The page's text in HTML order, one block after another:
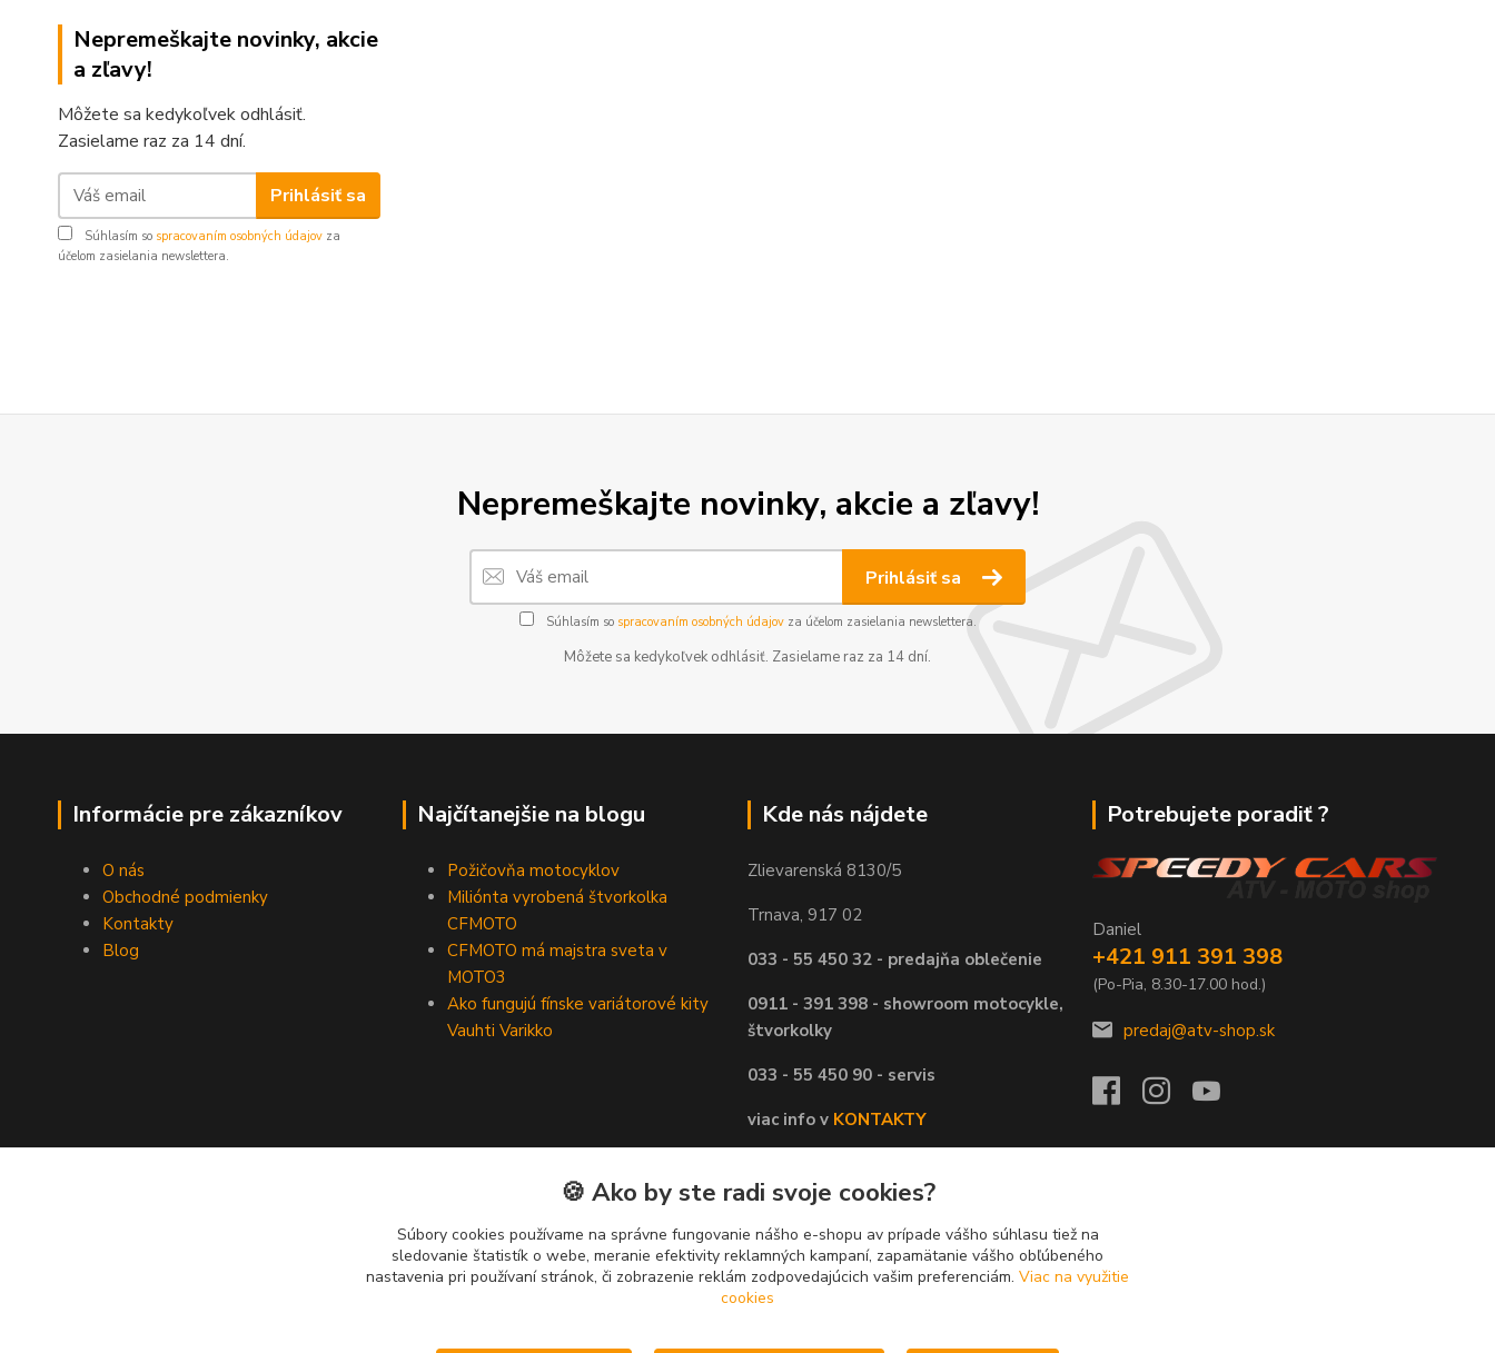
Nepremeškajte novinky, akcie
a zľavy!
Môžete sa kedykoľvek odhlásiť.
Zasielame raz za 14 dní.
Prihlásiť sa
Súhlasím so spracovaním osobných údajov za
účelom zasielania newslettera.
Nepremeškajte novinky, akcie a zľavy!
Prihlásiť sa
Súhlasím so spracovaním osobných údajovza účelom zasielania newslettera.
Môžete sa kedykoľvek odhlásiť. Zasielame raz za 14 dní.
Informácie pre zákazníkov
O nás
Obchodné podmienky
Kontakty
Blog
Najčítanejšie na blogu
Požičovňa motocyklov
Miliónta vyrobená štvorkolka
CFMOTO
CFMOTO má majstra sveta v
MOTO3
Ako fungujú fínske variátorové kity
Vauhti Varikko
Kde nás nájdete
Zlievarenská 8130/5
Trnava, 917 02
033 - 55 450 32 - predajňa oblečenie
0911 - 391 398 - showroom motocykle,
štvorkolky
033 - 55 450 90 - servis
viac info v KONTAKTY
Potrebujete poradiť ?
Daniel
+421 911 391 398
(Po-Pia, 8.30-17.00 hod.)
predaj@atv-shop.sk
🍪 Ako by ste radi svoje cookies?
Súbory cookies používame na správne fungovanie nášho e-shopu av prípade vášho súhlasu tiež na
sledovanie štatistík o webe, meranie efektivity reklamných kampaní, zapamätanie vášho obľúbeného
nastavenia pri používaní stránok, či zobrazenie reklám zodpovedajúcich vašim preferenciám. Viac na využitie
cookies